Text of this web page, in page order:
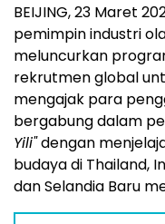
BEIJING,23 Maret
pemimpin industri
meluncurkan
rekrutmen global
mengajak para
bergabung dalam
Yili"dengan
budaya di Thailand,
dan Selandia Baru